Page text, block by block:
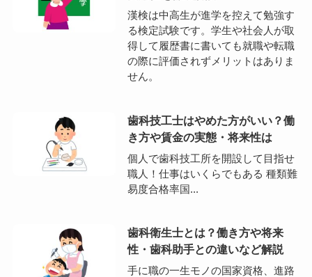
漢検は中高生が進学を控えて勉強す
る検定試験です。学生や社会人が取
得して履歴書に書いても就職や転職
の際に評価されずメリットはありま
せん。
歯科技工士はやめた方がいい？働
き方や賃金の実態・将来性は
個人で歯科技工所を開設して目指せ
職人！仕事はいくらでもある 種類難
易度合格率国...
歯科衛生士とは？働き方や将来
性・歯科助手との違いなど解説
手に職の一生モノの国家資格、進路